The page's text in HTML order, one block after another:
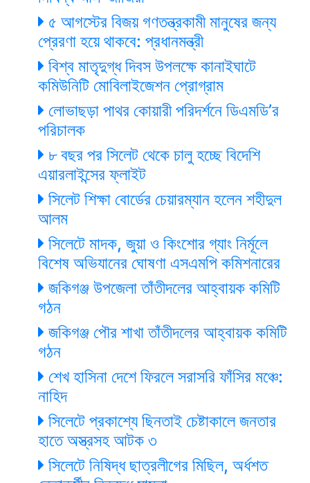
৫ আগস্টের বিজয় গণতন্ত্রকামী মানুষের জন্য
প্রেরণা হয়ে থাকবে: প্রধানমন্ত্রী
বিশ্ব মাতৃদুগ্ধ দিবস উপলক্ষে কানাইঘাটে
কমিউনিটি মোবিলাইজেশন প্রোগ্রাম
লোভাছড়া পাথর কোয়ারী পরিদর্শনে ডিএমডি’র
পরিচালক
৮ বছর পর সিলেট থেকে চালু হচ্ছে বিদেশি
এয়ারলাইন্সের ফ্লাইট
সিলেট শিক্ষা বোর্ডের চেয়ারম্যান হলেন শহীদুল
আলম
সিলেটে মাদক, জুয়া ও কিংশোর গ্যাং নির্মূলে
বিশেষ অভিযানের ঘোষণা এসএমপি কমিশনারের
জকিগঞ্জ উপজেলা তাঁতীদলের আহ্বায়ক কমিটি
গঠন
জকিগঞ্জ পৌর শাখা তাঁতীদলের আহ্বায়ক কমিটি
গঠন
শেখ হাসিনা দেশে ফিরলে সরাসরি ফাঁসির মঞ্চে:
নাহিদ
সিলেটে প্রকাশ্যে ছিনতাই চেষ্টাকালে জনতার
হাতে অস্ত্রসহ আটক ৩
সিলেটে নিষিদ্ধ ছাত্রলীগের মিছিল, অর্ধশত